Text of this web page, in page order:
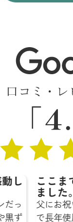
し
っ
ず
ここま
ました。
父にお
で長年